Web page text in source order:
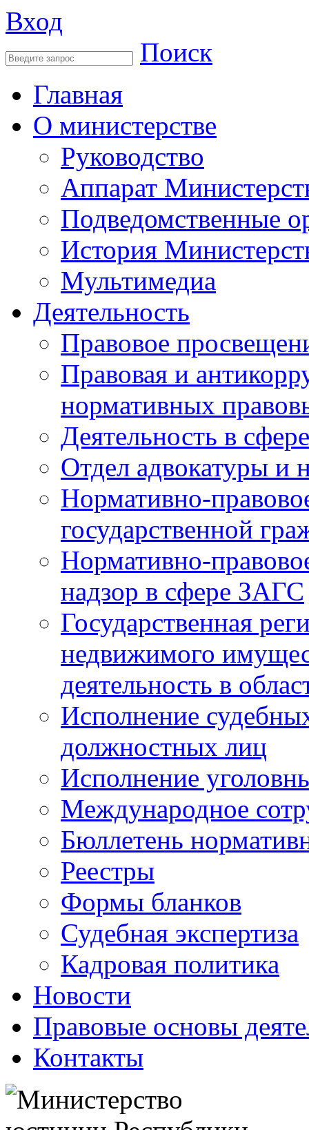
Вход
Поиск
Главная
О министерстве
Руководство
Аппарат
Подведомственные
История
Мультимедиа
Деятельность
Правовое
Правовая и
нормативных
Деятельность в
Отдел адвокатуры и
Нормативно-
государственной
Нормативно-
надзор в сфере ЗАГС
Государственная
недвижимого
деятельность в
Исполнение
должностных лиц
Исполнение
Международное
Бюллетень
Реестры
Формы бланков
Судебная экспертиза
Кадровая политика
Новости
Правовые основы
Контакты